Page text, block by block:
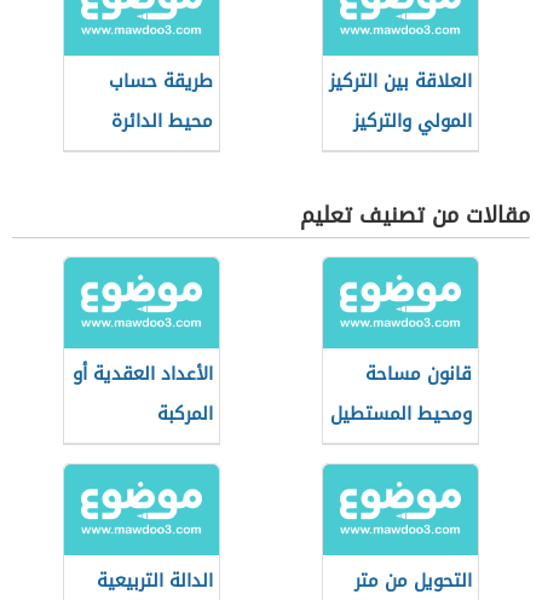
العلاقة بين التركيز
المولي والتركيز
الكتلي
طريقة حساب
محيط الدائرة
مقالات من تصنيف تعليم
قانون مساحة
ومحيط المستطيل
الأعداد العقدية أو
المركبة
التحويل من متر
الدالة التربيعية